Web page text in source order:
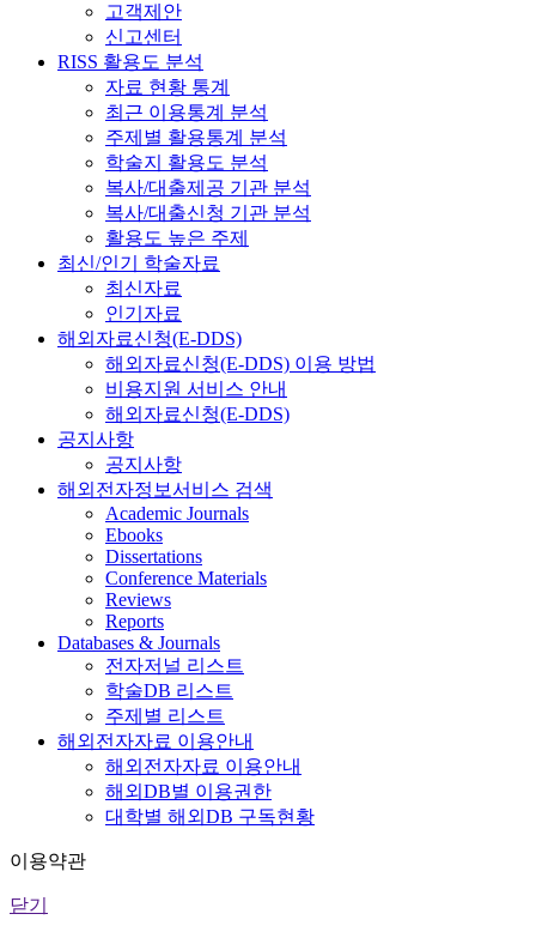
고객제안
신고센터
RISS 활용도 분석
자료 현황 통계
최근 이용통계 분석
주제별 활용통계 분석
학술지 활용도 분석
복사/대출제공 기관 분석
복사/대출신청 기관 분석
활용도 높은 주제
최신/인기 학술자료
최신자료
인기자료
해외자료신청(E-DDS)
해외자료신청(E-DDS) 이용 방법
비용지원 서비스 안내
해외자료신청(E-DDS)
공지사항
공지사항
해외전자정보서비스 검색
Academic Journals
Ebooks
Dissertations
Conference Materials
Reviews
Reports
Databases & Journals
전자저널 리스트
학술DB 리스트
주제별 리스트
해외전자자료 이용안내
해외전자자료 이용안내
해외DB별 이용권한
대학별 해외DB 구독현황
이용약관
닫기